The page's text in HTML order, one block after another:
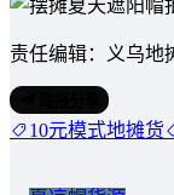
责任编辑：义乌地
10元模式地摊货